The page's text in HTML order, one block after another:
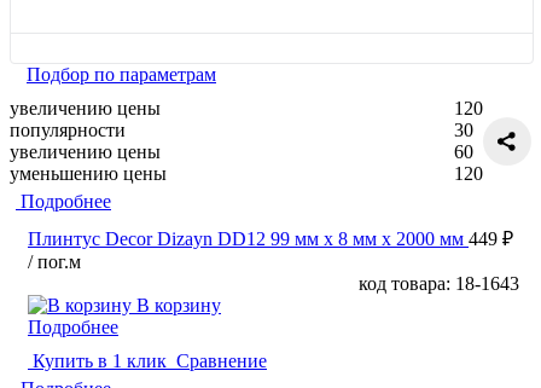
Подбор по параметрам
увеличению цены
популярности
увеличению цены
уменьшению цены
120
30
60
120
Подробнее
Плинтус Decor Dizayn DD12 99 мм х 8 мм х 2000 мм 449 ₽
/ пог.м
код товара: 18-1643
В корзину
Подробнее
Купить в 1 клик Сравнение